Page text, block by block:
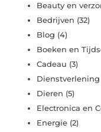
Beauty en
Bedrijven (32)
Blog (4)
Boeken en
Cadeau (3)
Dienstverlening
Dieren (5)
Electronica en
Energie (2)